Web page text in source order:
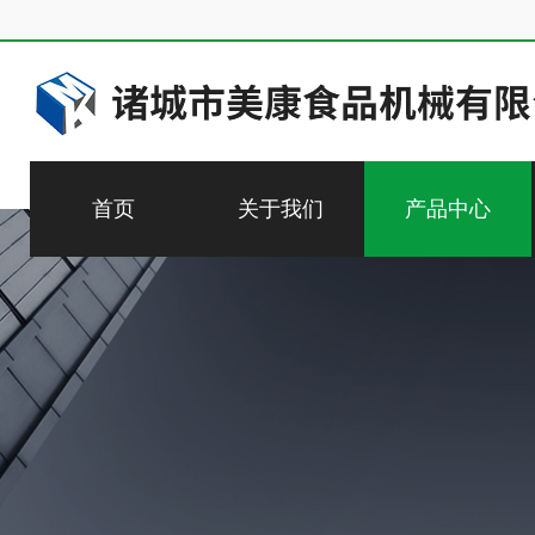
首页 关于我们 产品中心